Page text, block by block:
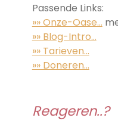
Passende Links:
»» Onze-Oase…
»» Blog-Intro…
»» Tarieven…
»» Doneren…
Reageren..?